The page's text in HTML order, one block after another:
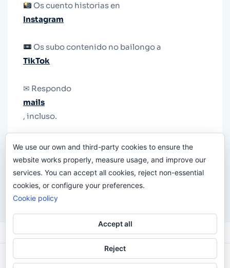
Os cuento historias en
Instagram
Os subo contenido no bailongo a
TikTok
✉ Respondo
mails
, incluso.
le quiten el teléfono.
Odi O'Malley © 2016-2025. Todos Los Derechos
We use our own and third-party cookies to ensure the
website works properly, measure usage, and improve our
services. You can accept all cookies, reject non-essential
cookies, or configure your preferences.
Cookie policy
Accept all
Reject